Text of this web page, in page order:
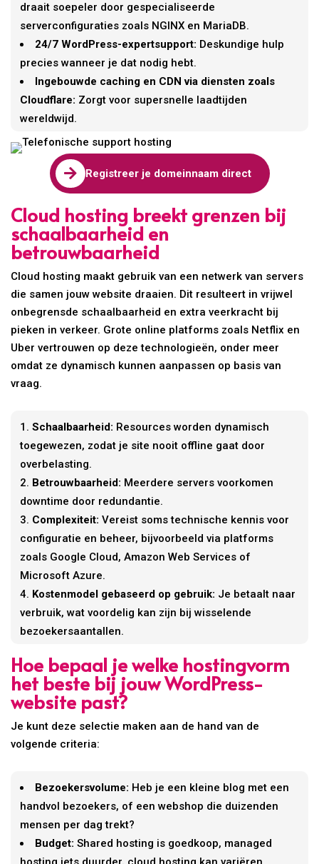
draait soepeler door gespecialiseerde
serverconfiguraties zoals NGINX en MariaDB.
24/7 WordPress-expertsupport: Deskundige hulp
precies wanneer je dat nodig hebt.
Ingebouwde caching en CDN via diensten zoals
Cloudflare: Zorgt voor supersnelle laadtijden
wereldwijd.
 Registreer je domeinnaam direct
Cloud hosting breekt grenzen bij
schaalbaarheid en
betrouwbaarheid
Cloud hosting maakt gebruik van een netwerk van servers
die samen jouw website draaien. Dit resulteert in vrijwel
onbegrensde schaalbaarheid en extra veerkracht bij
pieken in verkeer. Grote online platforms zoals Netflix en
Uber vertrouwen op deze technologieën, onder meer
omdat ze dynamisch kunnen aanpassen op basis van
vraag.
Schaalbaarheid: Resources worden dynamisch
toegewezen, zodat je site nooit offline gaat door
overbelasting.
Betrouwbaarheid: Meerdere servers voorkomen
downtime door redundantie.
Complexiteit: Vereist soms technische kennis voor
configuratie en beheer, bijvoorbeeld via platforms
zoals Google Cloud, Amazon Web Services of
Microsoft Azure.
Kostenmodel gebaseerd op gebruik: Je betaalt naar
verbruik, wat voordelig kan zijn bij wisselende
bezoekersaantallen.
Hoe bepaal je welke hostingvorm
het beste bij jouw WordPress-
website past?
Je kunt deze selectie maken aan de hand van de
volgende criteria:
Bezoekersvolume: Heb je een kleine blog met een
handvol bezoekers, of een webshop die duizenden
mensen per dag trekt?
Budget: Shared hosting is goedkoop, managed